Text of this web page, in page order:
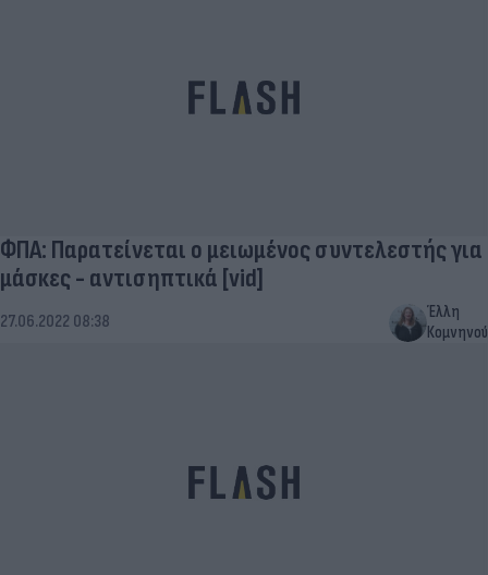
ΦΠΑ: Παρατείνεται ο μειωμένος συντελεστής για
μάσκες - αντισηπτικά [vid]
27.06.2022 08:38
Έλλη
Κομνηνού